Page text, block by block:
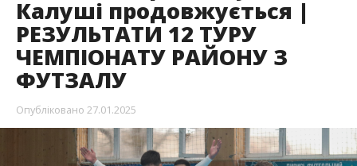
Калуші продовжується |
РЕЗУЛЬТАТИ 12 ТУРУ
ЧЕМПІОНАТУ РАЙОНУ З
ФУТЗАЛУ
Опубліковано 27.01.2025